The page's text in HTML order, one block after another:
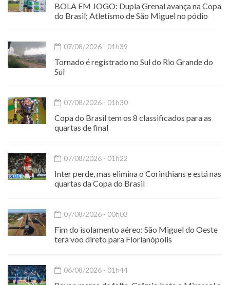
BOLA EM JOGO: Dupla Grenal avança na Copa
do Brasil; Atletismo de São Miguel no pódio
07/08/2026 - 01h39
Tornado é registrado no Sul do Rio Grande do
Sul
07/08/2026 - 01h30
Copa do Brasil tem os 8 classificados para as
quartas de final
07/08/2026 - 01h22
Inter perde, mas elimina o Corinthians e está nas
quartas da Copa do Brasil
07/08/2026 - 00h03
Fim do isolamento aéreo: São Miguel do Oeste
terá voo direto para Florianópolis
06/08/2026 - 01h44